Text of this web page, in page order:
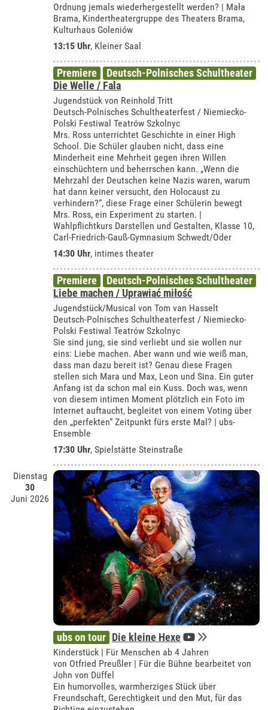
Ordnung jemals wiederhergestellt werden? | Mała
Brama, Kindertheatergruppe des Theaters Brama,
Kulturhaus Goleniów
13:15 Uhr, Kleiner Saal
Premiere
Deutsch-Polnisches Schultheater
Die Welle / Fala
Jugendstück von Reinhold Tritt
Deutsch-Polnisches Schultheaterfest / Niemiecko-
Polski Festiwal Teatrów Szkolnyc
Mrs. Ross unterrichtet Geschichte in einer High
School. Die Schüler glauben nicht, dass eine
Minderheit eine Mehrheit gegen ihren Willen
einschüchtern und beherrschen kann. „Wenn die
Mehrzahl der Deutschen keine Nazis waren, warum
hat dann keiner versucht, den Holocaust zu
verhindern?“, diese Frage einer Schülerin bewegt
Mrs. Ross, ein Experiment zu starten. |
Wahlpflichtkurs Darstellen und Gestalten, Klasse 10,
Carl-Friedrich-Gauß-Gymnasium Schwedt/Oder
14:30 Uhr, intimes theater
Premiere
Deutsch-Polnisches Schultheater
Liebe machen / Uprawiać miłość
Jugendstück/Musical von Tom van Hasselt
Deutsch-Polnisches Schultheaterfest / Niemiecko-
Polski Festiwal Teatrów Szkolnyc
Sie sind jung, sie sind verliebt und sie wollen nur
eins: Liebe machen. Aber wann und wie weiß man,
dass man dazu bereit ist? Genau diese Fragen
stellen sich Mara und Max, Leon und Sina. Ein guter
Anfang ist da schon mal ein Kuss. Doch was, wenn
von diesem intimen Moment plötzlich ein Foto im
Internet auftaucht, begleitet von einem Voting über
den „perfekten“ Zeitpunkt fürs erste Mal? | ubs-
Ensemble
17:30 Uhr, Spielstätte Steinstraße
Dienstag
30
Juni 2026
ubs on tour Die kleine Hexe
Kinderstück | Für Menschen ab 4 Jahren
von Otfried Preußler | Für die Bühne bearbeitet von
John von Düffel
Ein humorvolles, warmherziges Stück über
Freundschaft, Gerechtigkeit und den Mut, für das